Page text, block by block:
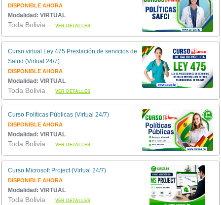
DISPONIBLE AHORA
Modalidad: VIRTUAL
Toda BoliviaVER DETALLES
Curso virtual Ley 475 Prestación de servicios de
Salud (Virtual 24/7)
DISPONIBLE AHORA
Modalidad: VIRTUAL
Toda BoliviaVER DETALLES
Curso Políticas Públicas (Virtual 24/7)
DISPONIBLE AHORA
Modalidad: VIRTUAL
Toda BoliviaVER DETALLES
Curso Microsoft Project (Virtual 24/7)
DISPONIBLE AHORA
Modalidad: VIRTUAL
Toda BoliviaVER DETALLES